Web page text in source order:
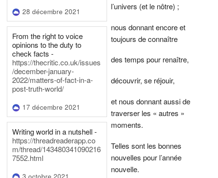
28 décembre 2021
From the right to voice
opinions to the duty to
check facts -
https://thecritic.co.uk/issues
/december-january-
2022/matters-of-fact-in-a-
post-truth-world/
17 décembre 2021
Writing world in a nutshell -
https://threadreaderapp.co
m/thread/143480341090216
7552.html
3 octobre 2021
l’univers (et le nôtre) ;
nous donnant encore et
toujours de connaître
des temps pour renaître,
découvrir, se réjouir,
et nous donnant aussi de
traverser les « autres »
moments.
Telles sont les bonnes
nouvelles pour l’année
nouvelle.